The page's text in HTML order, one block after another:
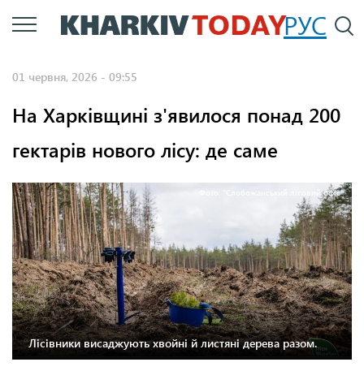
Перейти
до
РУС
01 червня, 2026 - 09:55
На Харківщині з'явилося понад 200
гектарів нового лісу: де саме
Фото: "Слобожанський лісовий офіс"
Лісівники висаджують хвойні й листяні дерева разом.